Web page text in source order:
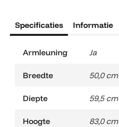
Specificaties Informatie
Armleuning Ja
Breedte 50,0 cm
Diepte 59,5 cm
Hoogte 83,0 cm